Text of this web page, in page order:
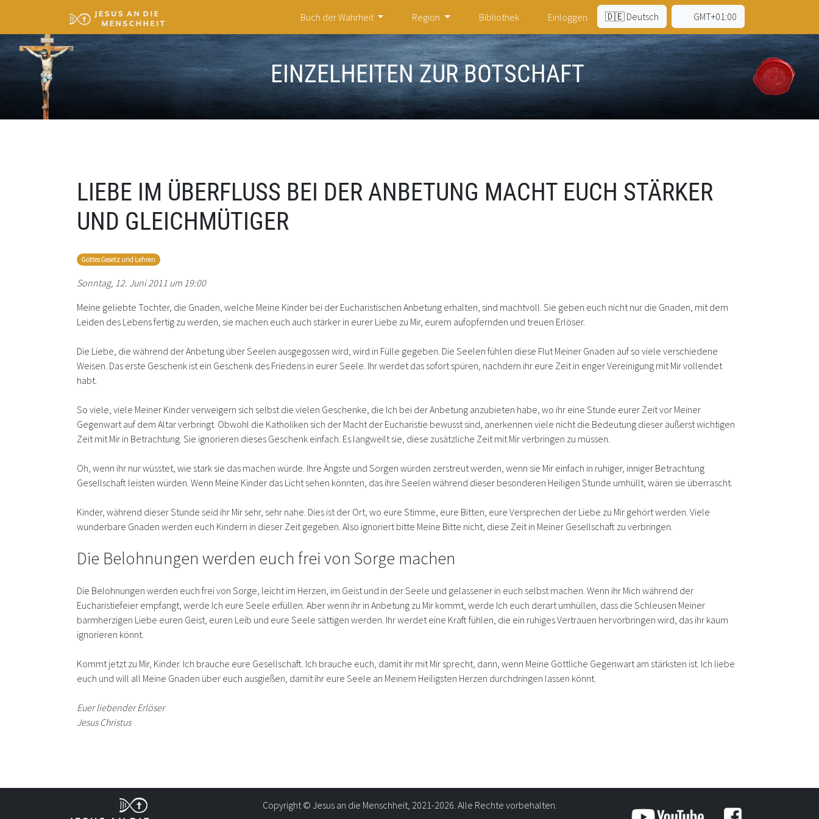
Buch der Wahrheit Region Bibliothek Einloggen 🇩🇪 Deutsch GMT+01:00
EINZELHEITEN ZUR BOTSCHAFT
LIEBE IM ÜBERFLUSS BEI DER ANBETUNG MACHT EUCH STÄRKER
UND GLEICHMÜTIGER
Gottes Gesetz und Lehren
Sonntag, 12. Juni 2011 um 19:00
Meine geliebte Tochter, die Gnaden, welche Meine Kinder bei der Eucharistischen Anbetung erhalten, sind machtvoll. Sie geben euch nicht nur die Gnaden, mit dem
Leiden des Lebens fertig zu werden, sie machen euch auch stärker in eurer Liebe zu Mir, eurem aufopfernden und treuen Erlöser.
Die Liebe, die während der Anbetung über Seelen ausgegossen wird, wird in Fülle gegeben. Die Seelen fühlen diese Flut Meiner Gnaden auf so viele verschiedene
Weisen. Das erste Geschenk ist ein Geschenk des Friedens in eurer Seele. Ihr werdet das sofort spüren, nachdem ihr eure Zeit in enger Vereinigung mit Mir vollendet
habt.
So viele, viele Meiner Kinder verweigern sich selbst die vielen Geschenke, die Ich bei der Anbetung anzubieten habe, wo ihr eine Stunde eurer Zeit vor Meiner
Gegenwart auf dem Altar verbringt. Obwohl die Katholiken sich der Macht der Eucharistie bewusst sind, anerkennen viele nicht die Bedeutung dieser äußerst wichtigen
Zeit mit Mir in Betrachtung. Sie ignorieren dieses Geschenk einfach. Es langweilt sie, diese zusätzliche Zeit mit Mir verbringen zu müssen.
Oh, wenn ihr nur wüsstet, wie stark sie das machen würde. Ihre Ängste und Sorgen würden zerstreut werden, wenn sie Mir einfach in ruhiger, inniger Betrachtung
Gesellschaft leisten würden. Wenn Meine Kinder das Licht sehen könnten, das ihre Seelen während dieser besonderen Heiligen Stunde umhüllt, wären sie überrascht.
Kinder, während dieser Stunde seid ihr Mir sehr, sehr nahe. Dies ist der Ort, wo eure Stimme, eure Bitten, eure Versprechen der Liebe zu Mir gehört werden. Viele
wunderbare Gnaden werden euch Kindern in dieser Zeit gegeben. Also ignoriert bitte Meine Bitte nicht, diese Zeit in Meiner Gesellschaft zu verbringen.
Die Belohnungen werden euch frei von Sorge machen
Die Belohnungen werden euch frei von Sorge, leicht im Herzen, im Geist und in der Seele und gelassener in euch selbst machen. Wenn ihr Mich während der
Eucharistiefeier empfangt, werde Ich eure Seele erfüllen. Aber wenn ihr in Anbetung zu Mir kommt, werde Ich euch derart umhüllen, dass die Schleusen Meiner
barmherzigen Liebe euren Geist, euren Leib und eure Seele sättigen werden. Ihr werdet eine Kraft fühlen, die ein ruhiges Vertrauen hervorbringen wird, das ihr kaum
ignorieren könnt.
Kommt jetzt zu Mir, Kinder. Ich brauche eure Gesellschaft. Ich brauche euch, damit ihr mit Mir sprecht, dann, wenn Meine Göttliche Gegenwart am stärksten ist. Ich liebe
euch und will all Meine Gnaden über euch ausgießen, damit ihr eure Seele an Meinem Heiligsten Herzen durchdringen lassen könnt.
Euer liebender Erlöser
Jesus Christus
Copyright © Jesus an die Menschheit, 2021-2026. Alle Rechte vorbehalten.